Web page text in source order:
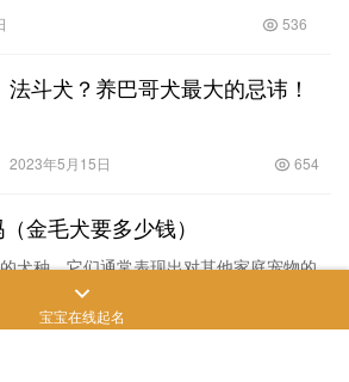
536
法斗犬？养巴哥犬最大的忌讳！
2023年5月15日 654
金毛犬要多少钱）
犬种，它们通常表现出对其他家庭宠物的
否会被鱼刺卡到这个问题需要进行深入探
价格以及养殖技巧也是金毛犬爱好者关心
858
宝宝在线起名